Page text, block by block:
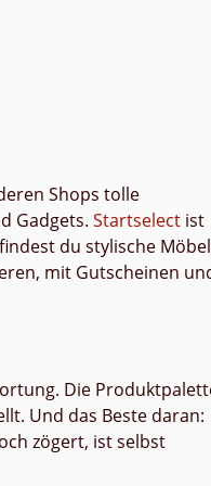
Shops tolle
Gadgets. Startselect ist
findest du stylische Möbel
mit Gutscheinen
Die
Und das Beste daran:
zögert, ist selbst